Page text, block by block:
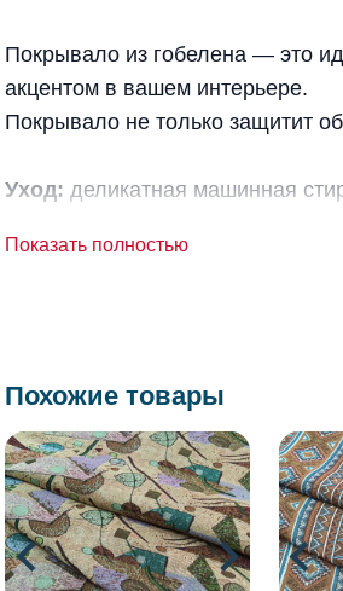
Покрывало из гобелена — это
акцентом в вашем интерьере.
Покрывало не только защитит
Уход: деликатная машинная
Показать полностью
Похожие товары